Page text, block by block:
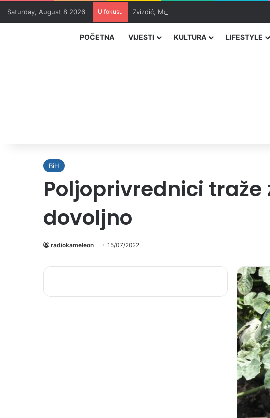
Saturday, August 8 2026 U fokusu Zvizdić, Magazinović i Kojović traže
POČETNA VIJESTI KULTURA LIFESTYLE
BiH
Poljoprivrednici
dovoljno
radiokameleon 15/07/2022